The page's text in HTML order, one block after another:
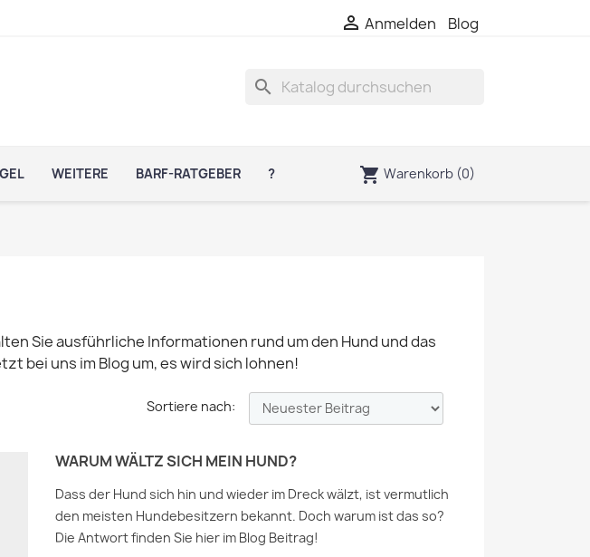
 Anmelden Blog
search
WEITERE BARF-RATGEBER ? shopping_cart Warenkorb (0)
Sie ausführliche Informationen rund um den Hund und das
bei uns im Blog um, es wird sich lohnen!
Sortiere nach:
WARUM WÄLTZ SICH MEIN HUND?
Dass der Hund sich hin und wieder im Dreck wälzt, ist vermutlich
den meisten Hundebesitzern bekannt. Doch warum ist das so?
Die Antwort finden Sie hier im Blog Beitrag!